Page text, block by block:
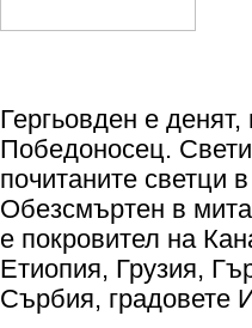
Гергьовден е
Победоносец.
почитаните светци
Обезсмъртен в
е покровител на
Етиопия, Грузия,
Сърбия, градовете